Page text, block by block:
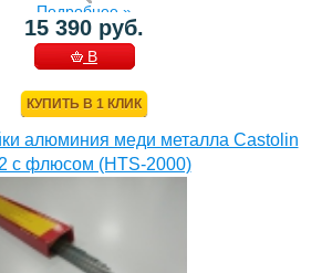
Подробнее »
15 390 руб.
В
КУПИТЬ В 1 КЛИК
алюминия меди металла Castolin
с флюсом (HTS-2000)